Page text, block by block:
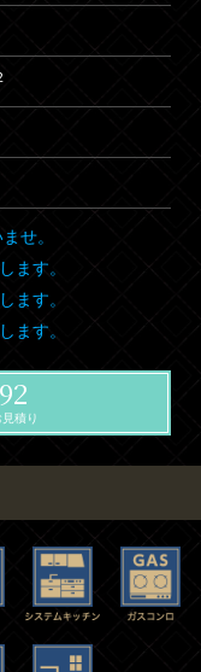
せ。
ます。
ます。
ます。
積り